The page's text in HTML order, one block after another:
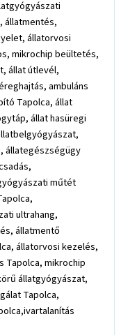
állatmentés,
állatorvosi
mikrochip beültetés,
állat útlevél,
ambuláns
Tapolca, állat
állat hasüregi
állategészségügy
műtét
ultrahang,
állatmentő
állatorvosi kezelés,
Tapolca, mikrochip
állatgyógyászat,
Tapolca,